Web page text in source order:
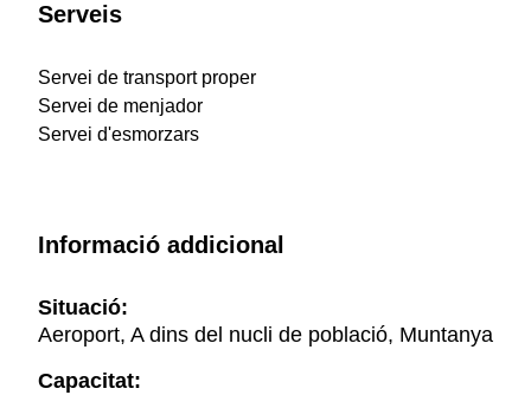
Serveis
Servei de transport proper
Servei de menjador
Servei d'esmorzars
Informació addicional
Situació:
Aeroport, A dins del nucli de població, Muntanya
Capacitat: